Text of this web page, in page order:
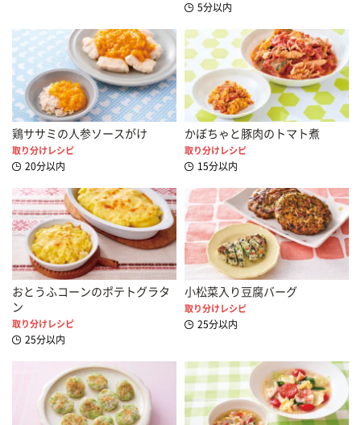
5分以内
鶏ササミの人参ソースがけ
取り分けレシピ
20分以内
かぼちゃと豚肉のトマト煮
取り分けレシピ
15分以内
おとうふコーンのポテトグラタ
ン
取り分けレシピ
25分以内
小松菜入り豆腐バーグ
取り分けレシピ
25分以内